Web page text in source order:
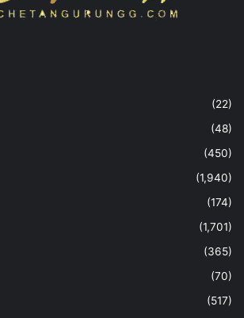
(22)
(48)
(450)
(1,940)
(174)
(1,701)
(365)
(70)
(517)